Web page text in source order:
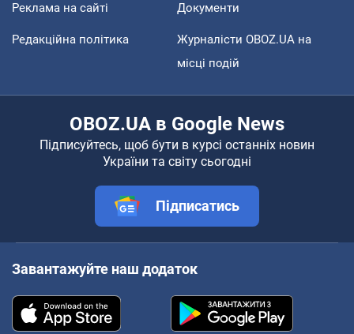
Реклама на сайті Документи
Редакційна політика
Журналісти OBOZ.UA на
місці подій
OBOZ.UA в Google News
Підписуйтесь, щоб бути в курсі останніх новин
України та світу сьогодні
Підписатись
Завантажуйте наш додаток